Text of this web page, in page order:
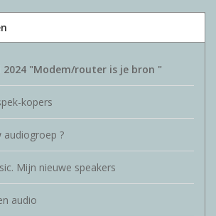
"Modem/router is je bron "
kopers
audiogroep ?
Mijn nieuwe speakers
audio